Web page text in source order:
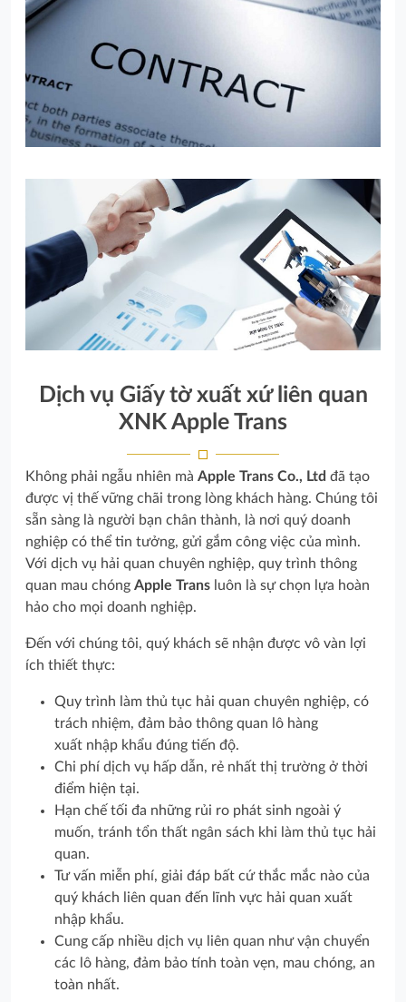
Dịch vụ Giấy tờ xuất xứ liên quan
XNK Apple Trans
Không phải ngẫu nhiên mà Apple Trans Co., Ltd đã tạo
được vị thế vững chãi trong lòng khách hàng. Chúng tôi
sẵn sàng là người bạn chân thành, là nơi quý doanh
nghiệp có thể tin tưởng, gửi gắm công việc của mình.
Với dịch vụ hải quan chuyên nghiệp, quy trình thông
quan mau chóng Apple Trans luôn là sự chọn lựa hoàn
hảo cho mọi doanh nghiệp.
Đến với chúng tôi, quý khách sẽ nhận được vô vàn lợi
ích thiết thực:
Quy trình làm thủ tục hải quan chuyên nghiệp, có
trách nhiệm, đảm bảo thông quan lô hàng
xuất nhập khẩu đúng tiến độ.
Chi phí dịch vụ hấp dẫn, rẻ nhất thị trường ở thời
điểm hiện tại.
Hạn chế tối đa những rủi ro phát sinh ngoài ý
muốn, tránh tổn thất ngân sách khi làm thủ tục hải
quan.
Tư vấn miễn phí, giải đáp bất cứ thắc mắc nào của
quý khách liên quan đến lĩnh vực hải quan xuất
nhập khẩu.
Cung cấp nhiều dịch vụ liên quan như vận chuyển
các lô hàng, đảm bảo tính toàn vẹn, mau chóng, an
toàn nhất.